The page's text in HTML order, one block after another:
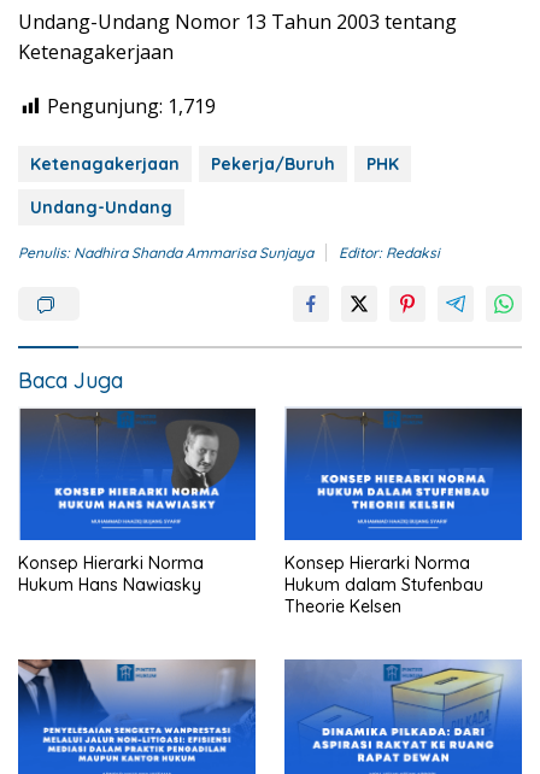
Undang-Undang Nomor 13 Tahun 2003 tentang
Ketenagakerjaan
Pengunjung: 1,719
Ketenagakerjaan Pekerja/Buruh
PHK
Undang-Undang
Penulis: Nadhira Shanda Ammarisa Sunjaya Editor: Redaksi
Baca Juga
Konsep Hierarki Norma
Hukum Hans Nawiasky
Konsep Hierarki Norma
Hukum dalam Stufenbau
Theorie Kelsen